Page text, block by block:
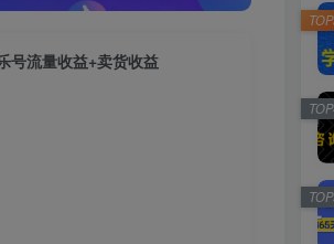
号流量收益+卖货收益